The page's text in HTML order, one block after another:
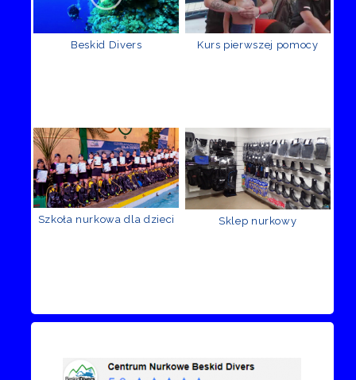
Beskid Divers Kurs pierwszej pomocy
Szkoła nurkowa dla dzieci Sklep nurkowy